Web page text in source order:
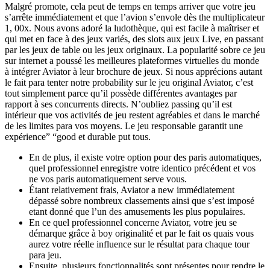
Malgré promote, cela peut de temps en temps arriver que votre jeu
s’arrête immédiatement et que l’avion s’envole dès the multiplicateur
1, 00x. Nous avons adoré la ludothèque, qui est facile à maîtriser et
qui met en face à des jeux variés, des slots aux jeux Live, en passant
par les jeux de table ou les jeux originaux. La popularité sobre ce jeu
sur internet a poussé les meilleures plateformes virtuelles du monde
à intégrer Aviator à leur brochure de jeux. Si nous apprécions autant
le fait para tenter notre probability sur le jeu original Aviator, c’est
tout simplement parce qu’il possède différentes avantages par
rapport à ses concurrents directs. N’oubliez passing qu’il est
intérieur que vos activités de jeu restent agréables et dans le marché
de les limites para vos moyens. Le jeu responsable garantit une
expérience” “good et durable put tous.
En de plus, il existe votre option pour des paris automatiques,
quel professionnel enregistre votre identico précédent et vos
ne vos paris automatiquement serve vous.
Étant relativement frais, Aviator a new immédiatement
dépassé sobre nombreux classements ainsi que s’est imposé
etant donné que l’un des amusements les plus populaires.
En ce quel professionnel concerne Aviator, votre jeu se
démarque grâce à boy originalité et par le fait os quais vous
aurez votre réelle influence sur le résultat para chaque tour
para jeu.
Ensuite, plusieurs fonctionnalités sont présentes pour rendre le